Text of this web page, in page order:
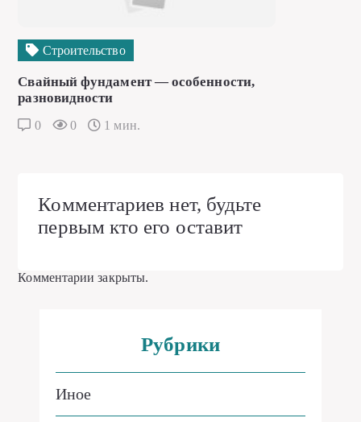
Строительство
Свайный фундамент — особенности,
разновидности
0 0 1 мин.
Комментариев нет, будьте
первым кто его оставит
Комментарии закрыты.
Рубрики
Иное